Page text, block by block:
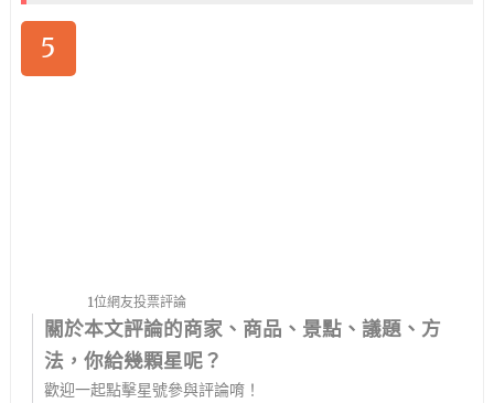
5
1位網友投票評論
關於本文評論的商家、商品、景點、議題、方
法，你給幾顆星呢？
歡迎一起點擊星號參與評論唷！